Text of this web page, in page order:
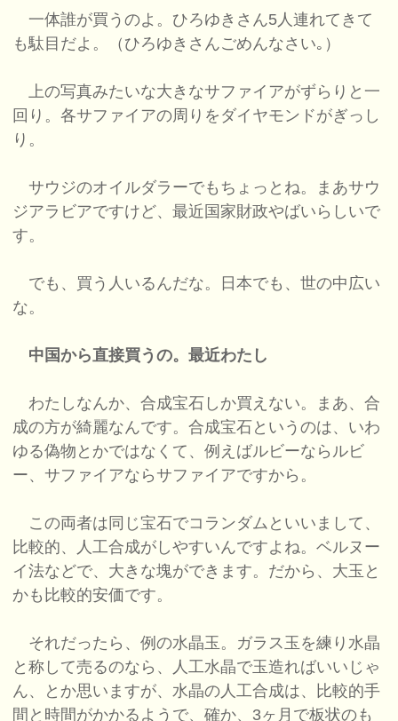
一体誰が買うのよ。ひろゆきさん5人連れてきて
も駄目だよ。（ひろゆきさんごめんなさい｡）
上の写真みたいな大きなサファイアがずらりと一
回り。各サファイアの周りをダイヤモンドがぎっし
り。
サウジのオイルダラーでもちょっとね。まあサウ
ジアラビアですけど、最近国家財政やばいらしいで
す。
でも、買う人いるんだな。日本でも、世の中広い
な。
中国から直接買うの。最近わたし
わたしなんか、合成宝石しか買えない。まあ、合
成の方が綺麗なんです。合成宝石というのは、いわ
ゆる偽物とかではなくて、例えばルビーならルビ
ー、サファイアならサファイアですから。
この両者は同じ宝石でコランダムといいまして、
比較的、人工合成がしやすいんですよね。ベルヌー
イ法などで、大きな塊ができます。だから、大玉と
かも比較的安価です。
それだったら、例の水晶玉。ガラス玉を練り水晶
と称して売るのなら、人工水晶で玉造ればいいじゃ
ん、とか思いますが、水晶の人工合成は、比較的手
間と時間がかかるようで、確か、3ヶ月で板状のも